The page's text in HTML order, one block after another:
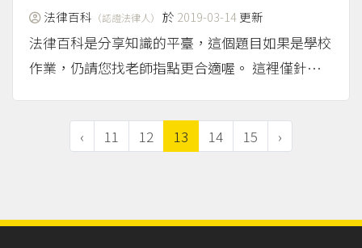
法律百科 （認證法律人） 於 2019-03-14更新
法律百科是分享知識的平臺，這個題目如果是學校
作業，仍請您找老師指點更合適喔。 這裡僅針對
證據 「供述證據」是基於人的知識經驗，而以表
示人的思想意思為內容之證據。也就是「以人之認
‹ 11 12 13 14 15 ›